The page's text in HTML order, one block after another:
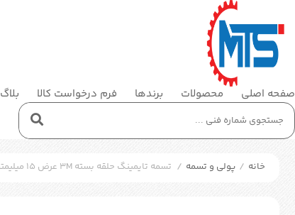
صفحه اصلی محصولات برندها فرم درخواست کالا بلاگ
خانه / پولی و تسمه / تسمه تایمینگ حلقه بسته 3M عرض 15 میلیمتر محیط 330 میلیمتر